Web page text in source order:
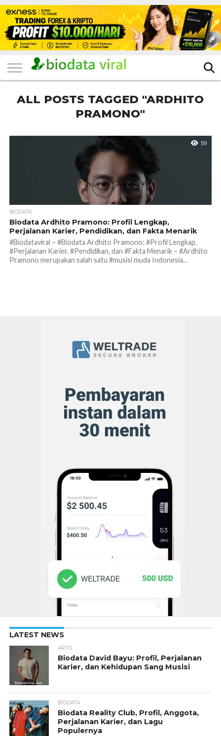
HOME
FILTER
KATEGORI
IKLAN
GRATIS
TERVIRAL
TRADING
KOMUNITAS
BERITA
BISNIS
LAINNYA
ALL POSTS TAGGED "ARDHITO
PRAMONO"
59
BIODATA
Biodata Ardhito Pramono: Profil Lengkap,
Perjalanan Karier, Pendidikan, dan Fakta Menarik
#Biodataviral – #Biodata Ardhito Pramono: #Profil Lengkap,
#Perjalanan Karier, #Pendidikan, dan #Fakta Menarik – #Ardhito
Pramono merupakan salah satu #musisi muda Indonesia...
LATEST NEWS
ARTIS
Biodata David Bayu: Profil, Perjalanan
Karier, dan Kehidupan Sang Musisi
BIODATA
Biodata Reality Club, Profil, Anggota,
Perjalanan Karier, dan Lagu
Populernya